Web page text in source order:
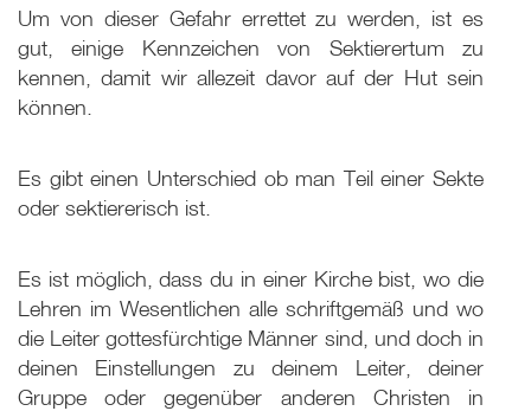
Um von dieser Gefahr errettet zu werden, ist es
gut, einige Kennzeichen von Sektierertum zu
kennen, damit wir allezeit davor auf der Hut sein
können.
Es gibt einen Unterschied ob man Teil einer Sekte
oder sektiererisch ist.
Es ist möglich, dass du in einer Kirche bist, wo die
Lehren im Wesentlichen alle schriftgemäß und wo
die Leiter gottesfürchtige Männer sind, und doch in
deinen Einstellungen zu deinem Leiter, deiner
Gruppe oder gegenüber anderen Christen in